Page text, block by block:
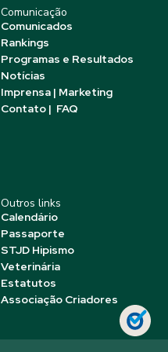
Comunicação
Comunicados
Rankings
Programas e Resultados
Notícias
Imprensa | Marketing
Contato | FAQ
Outros links
Calendário
Passaporte
STJD Hipismo
Veterinária
Estatutos
Associação Criadores